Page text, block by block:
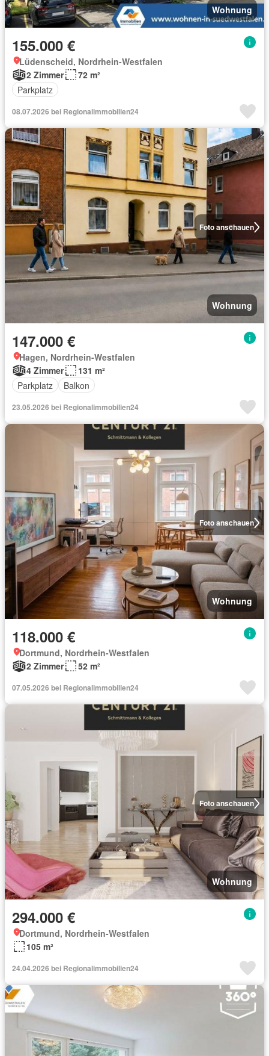
Wohnung
155.000 €
Lüdenscheid, Nordrhein-Westfalen
2 Zimmer
72 m²
Parkplatz
08.07.2026 bei Regionalimmobilien24
Foto anschauen
Wohnung
147.000 €
Hagen, Nordrhein-Westfalen
4 Zimmer
131 m²
Parkplatz
Balkon
23.05.2026 bei Regionalimmobilien24
Foto anschauen
Wohnung
118.000 €
Dortmund, Nordrhein-Westfalen
2 Zimmer
52 m²
07.05.2026 bei Regionalimmobilien24
Foto anschauen
Wohnung
294.000 €
Dortmund, Nordrhein-Westfalen
105 m²
24.04.2026 bei Regionalimmobilien24